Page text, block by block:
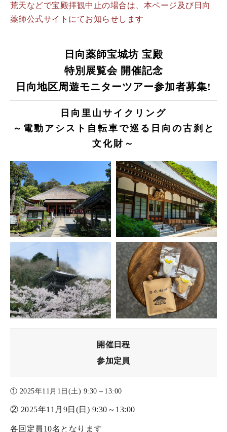
荒天などで宝殿拝観中止の場合は、本ページ及び日向
薬師公式サイトにてお知らせします
日向薬師宝城坊 宝殿
特別展覧会 開催記念
日向地区周遊モニターツアー参加者募集!
日向里山サイクリング
～電動アシスト自転車で巡る日向の古刹と
文化財～
開催日程
参加定員
① 2025年11月1日(土) 9:30～13:00
② 2025年11月9日(日) 9:30～13:00
各回定員10名となります